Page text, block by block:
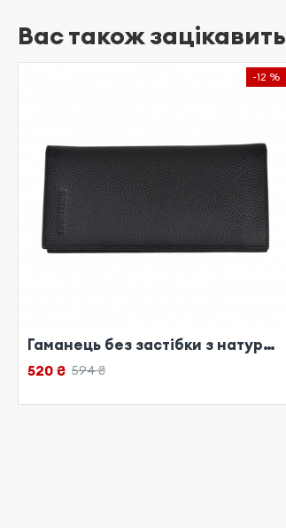
Вас також зацікавить
-12 %
Гаманець без застібки з натуральної шкіри чорний
520 ₴ 594 ₴